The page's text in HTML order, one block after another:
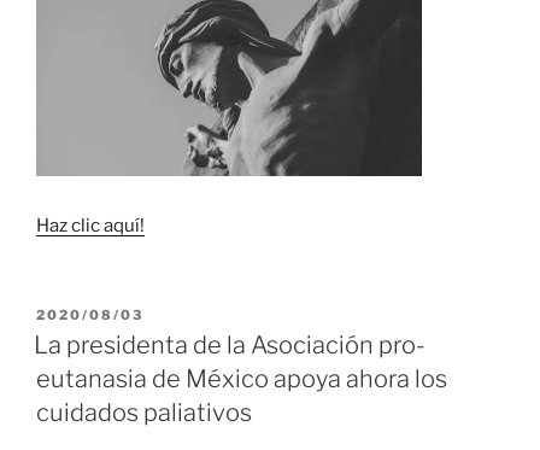
Haz clic aquí!
PUBLICADO
EL
2020/08/03
La presidenta de la Asociación pro-
eutanasia de México apoya ahora los
cuidados paliativos